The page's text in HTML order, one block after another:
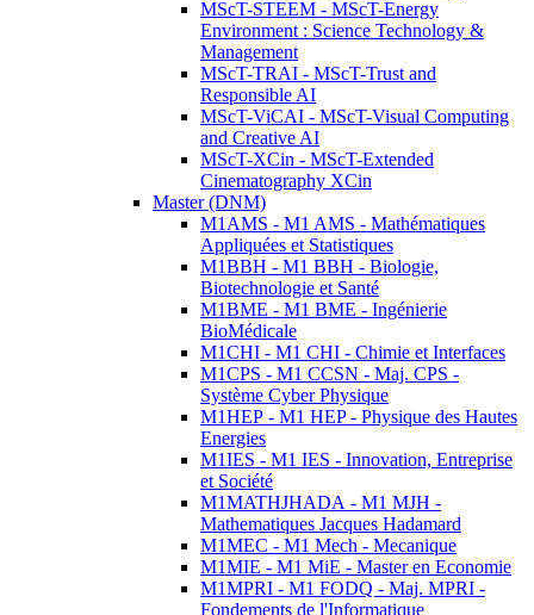
MScT-STEEM - MScT-Energy
Environment : Science Technology &
Management
MScT-TRAI - MScT-Trust and
Responsible AI
MScT-ViCAI - MScT-Visual Computing
and Creative AI
MScT-XCin - MScT-Extended
Cinematography XCin
Master (DNM)
M1AMS - M1 AMS - Mathématiques
Appliquées et Statistiques
M1BBH - M1 BBH - Biologie,
Biotechnologie et Santé
M1BME - M1 BME - Ingénierie
BioMédicale
M1CHI - M1 CHI - Chimie et Interfaces
M1CPS - M1 CCSN - Maj. CPS -
Système Cyber Physique
M1HEP - M1 HEP - Physique des Hautes
Energies
M1IES - M1 IES - Innovation, Entreprise
et Société
M1MATHJHADA - M1 MJH -
Mathematiques Jacques Hadamard
M1MEC - M1 Mech - Mecanique
M1MIE - M1 MiE - Master en Economie
M1MPRI - M1 FODQ - Maj. MPRI -
Fondements de l'Informatique